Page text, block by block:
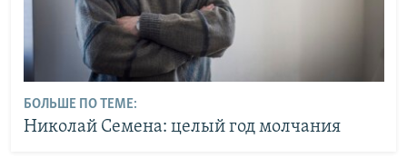
БОЛЬШЕ ПО ТЕМЕ:
Николай Семена: целый год молчания